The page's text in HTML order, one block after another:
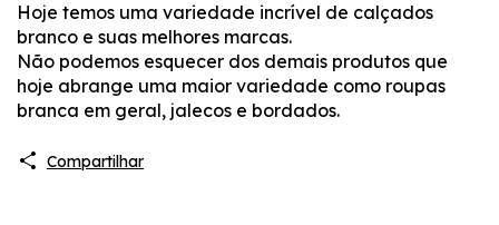
Hoje temos uma variedade incrível de calçados
branco e suas melhores marcas.
Não podemos esquecer dos demais produtos que
hoje abrange uma maior variedade como roupas
branca em geral, jalecos e bordados.
Compartilhar